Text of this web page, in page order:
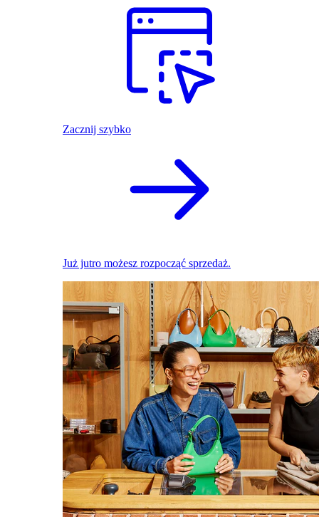
Zacznij szybko
Już jutro możesz rozpocząć sprzedaż.